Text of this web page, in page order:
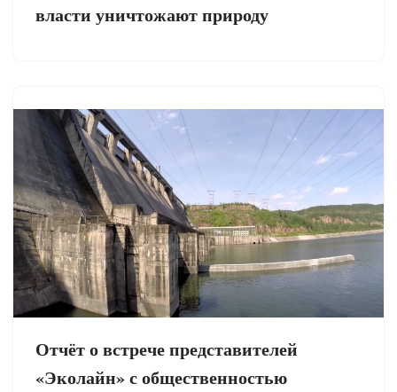
власти уничтожают природу
Отчёт о встрече представителей
«Эколайн» с общественностью